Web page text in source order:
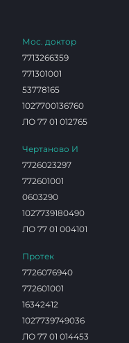
Мос. доктор
7713266359
771301001
53778165
1027700136760
ЛО 77 01 012765
Чертаново И
7726023297
772601001
0603290
1027739180490
ЛО 77 01 004101
Протек
7726076940
772601001
16342412
1027739749036
ЛО 77 01 014453